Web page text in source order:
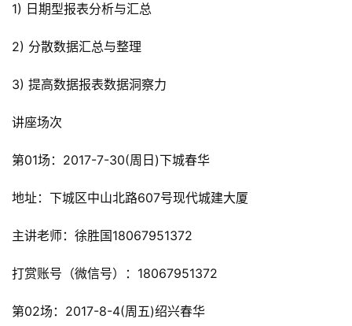
1) 日期型报表分析与汇总
2) 分散数据汇总与整理
3) 提高数据报表数据洞察力
讲座场次
第01场：2017-7-30(周日)下城春华
地址：下城区中山北路607号现代城建大厦
主讲老师：徐胜国18067951372
打赏账号（微信号）：18067951372
第02场：2017-8-4(周五)绍兴春华